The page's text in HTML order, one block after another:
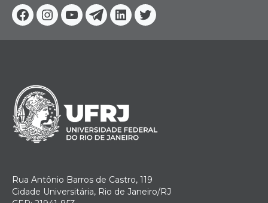
Facebook
Instagram
YoutubeTelegram
Linkedin
Twitter
Rua Antônio Barros de Castro, 119
Cidade Universitária, Rio de Janeiro/RJ